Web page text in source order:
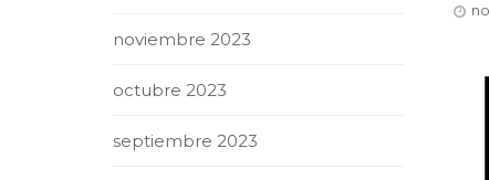
noviembre 2023
octubre 2023
septiembre 2023